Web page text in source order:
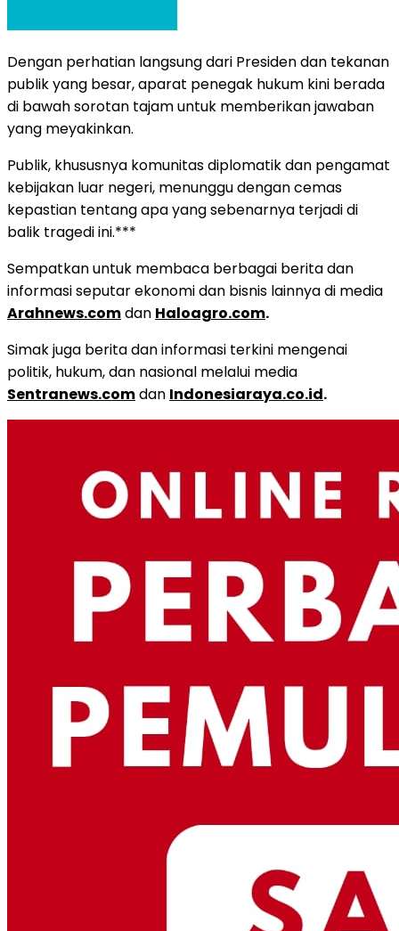
Dengan perhatian langsung dari Presiden dan tekanan
publik yang besar, aparat penegak hukum kini berada
di bawah sorotan tajam untuk memberikan jawaban
yang meyakinkan.
Publik, khususnya komunitas diplomatik dan pengamat
kebijakan luar negeri, menunggu dengan cemas
kepastian tentang apa yang sebenarnya terjadi di
balik tragedi ini.***
Sempatkan untuk membaca berbagai berita dan
informasi seputar ekonomi dan bisnis lainnya di media
Arahnews.comdan Haloagro.com.
Simak juga berita dan informasi terkini mengenai
politik, hukum, dan nasional melalui media
Sentranews.comdan Indonesiaraya.co.id.